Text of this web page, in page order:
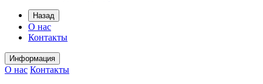
Назад
О нас
Контакты
Информация
О нас Контакты